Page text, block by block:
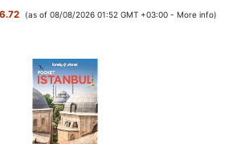
(as of 08/08/2026 01:52 GMT +03:00 - More info)